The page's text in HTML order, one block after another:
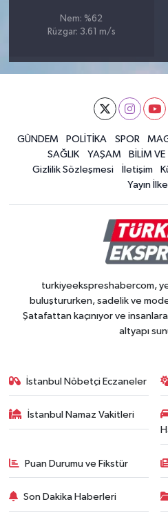
Nem: %62
Rüzgar: 3.61 m/s
GÜNDEM POLİTİKA SPOR
SAĞLIK
YAŞAM BİLİM VE
Gizlilik Sözleşmesi
İletişim
Yayın
turkiyeekspreshabercom,
buluştururken, sadelik ve
Şatafattan kaçınıyor ve
altyapı
İstanbul Nöbetçi Eczaneler
İstanbul Namaz Vakitleri
Puan Durumu ve Fikstür
Son Dakika Haberleri